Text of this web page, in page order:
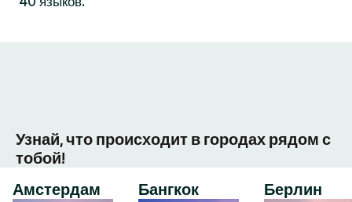
Узнай, что происходит в городах рядом с
тобой!
Амстердам
Бангкок Берлин